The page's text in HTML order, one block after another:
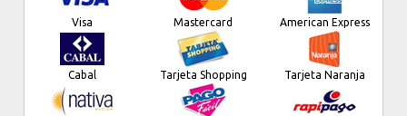
Visa Mastercard American Express
Cabal Tarjeta Shopping Tarjeta Naranja